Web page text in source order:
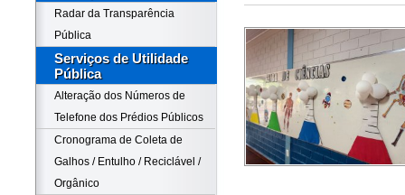
Radar da Transparência
Pública
Serviços de Utilidade
Pública
Alteração dos Números de
Telefone dos Prédios Públicos
Cronograma de Coleta de
Galhos / Entulho / Reciclável /
Orgânico